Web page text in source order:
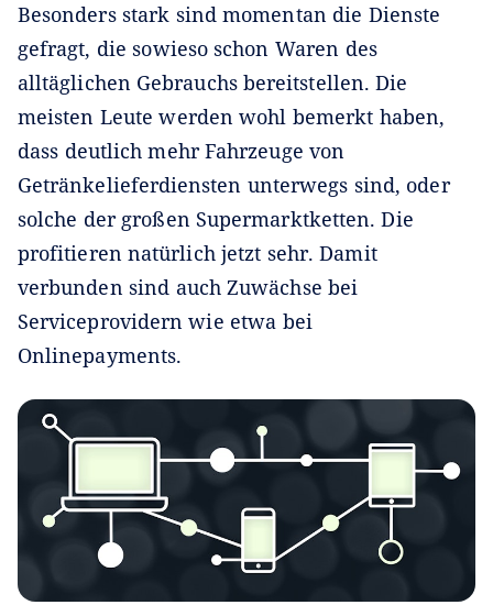
Besonders stark sind momentan die Dienste
gefragt, die sowieso schon Waren des
alltäglichen Gebrauchs bereitstellen. Die
meisten Leute werden wohl bemerkt haben,
dass deutlich mehr Fahrzeuge von
Getränkelieferdiensten unterwegs sind, oder
solche der großen Supermarktketten. Die
profitieren natürlich jetzt sehr. Damit
verbunden sind auch Zuwächse bei
Serviceprovidern wie etwa bei
Onlinepayments.